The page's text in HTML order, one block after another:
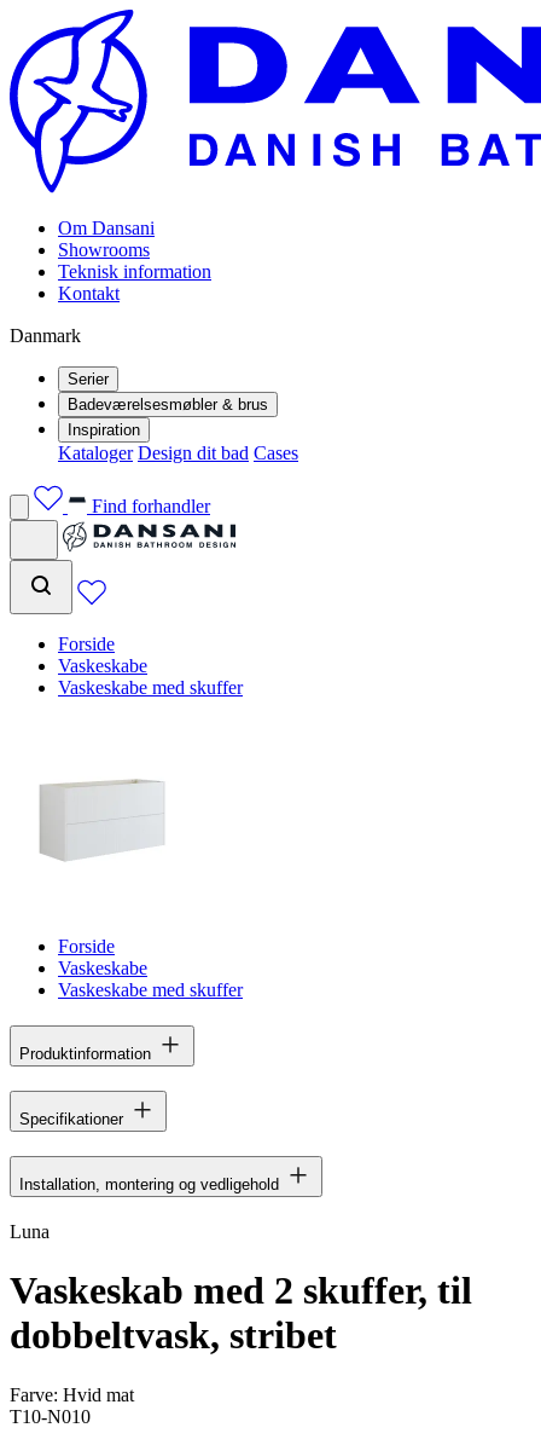
Om Dansani
Showrooms
Teknisk information
Kontakt
Danmark
Serier
Badeværelsesmøbler & brus
Inspiration
Kataloger Design dit bad Cases
Find forhandler
Forside
Vaskeskabe
Vaskeskabe med skuffer
Forside
Vaskeskabe
Vaskeskabe med skuffer
Produktinformation
Specifikationer
Installation, montering og vedligehold
Luna
Vaskeskab med 2 skuffer, til
dobbeltvask, stribet
Farve: Hvid mat
T10-N010